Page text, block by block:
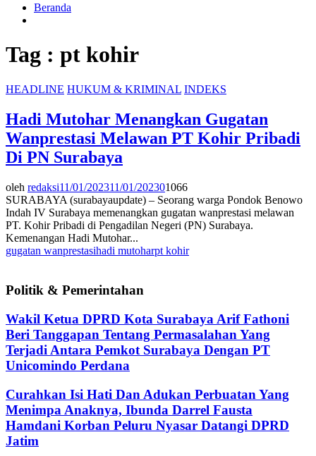
Beranda
Tag : pt kohir
HEADLINE HUKUM & KRIMINAL INDEKS
Hadi Mutohar Menangkan Gugatan
Wanprestasi Melawan PT Kohir Pribadi
Di PN Surabaya
oleh redaksi11/01/202311/01/202301066
SURABAYA (surabayaupdate) – Seorang warga Pondok Benowo
Indah IV Surabaya memenangkan gugatan wanprestasi melawan
PT. Kohir Pribadi di Pengadilan Negeri (PN) Surabaya.
Kemenangan Hadi Mutohar...
gugatan wanprestasihadi mutoharpt kohir
Politik & Pemerintahan
Wakil Ketua DPRD Kota Surabaya Arif Fathoni
Beri Tanggapan Tentang Permasalahan Yang
Terjadi Antara Pemkot Surabaya Dengan PT
Unicomindo Perdana
Curahkan Isi Hati Dan Adukan Perbuatan Yang
Menimpa Anaknya, Ibunda Darrel Fausta
Hamdani Korban Peluru Nyasar Datangi DPRD
Jatim